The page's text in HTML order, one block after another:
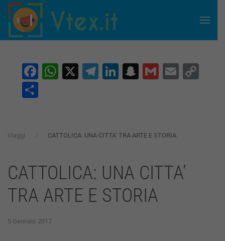
Skip to main content
Facebook
WhatsApp
X Telegram
LinkedIn
Snapchat
GmailEmail
Viaggi CATTOLICA: UNA CITTA’ TRA ARTE E STORIA
CATTOLICA: UNA CITTA’
TRA ARTE E STORIA
5 Gennaio 2017